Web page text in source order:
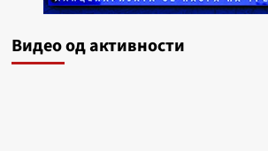
Видеo од активности